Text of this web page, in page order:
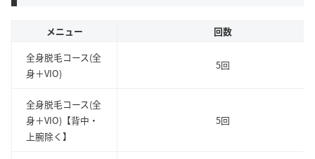
メニュー
回数
全身脱毛コース(全
身＋VIO)
5回
全身脱毛コース(全
身＋VIO)【背中・
上腕除く】
5回